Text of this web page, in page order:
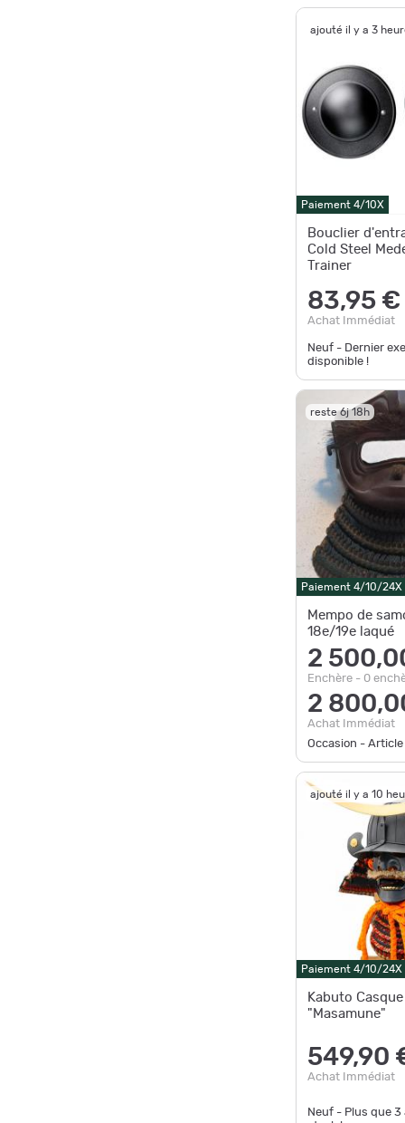
ajouté il y a 3
Paiement 4/10X
Bouclier
Cold Steel
Trainer
83,95 €
Achat Immédiat
Neuf - Dernier
disponible !
reste 6j 18h
Paiement 4/10/24X
Mempo de
18e/19e laqué
2
Enchère - 0
2
Achat Immédiat
Occasion -
ajouté il y a 10
Paiement 4/10/24X
Kabuto
"Masamune"
549,90
Achat Immédiat
Neuf - Plus que 3